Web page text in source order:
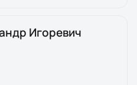
Игоревич